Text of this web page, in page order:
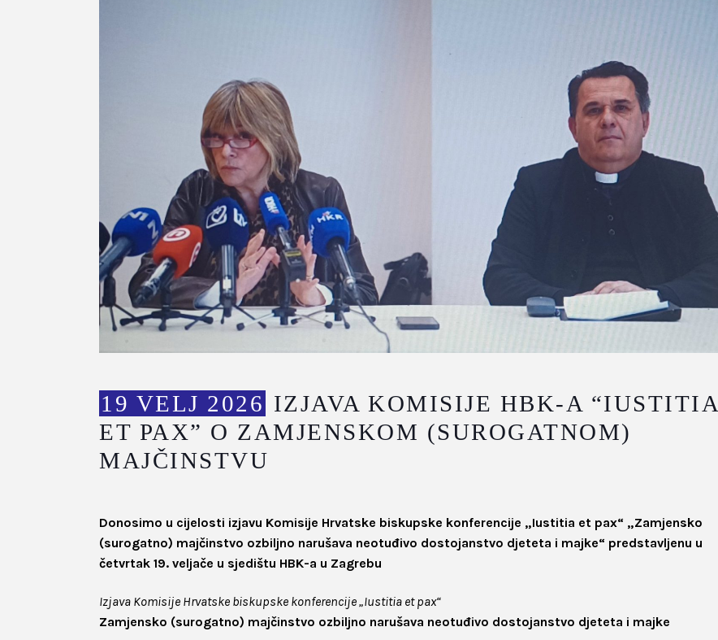
19 VELJ 2026 IZJAVA KOMISIJE HBK-A “IUSTITIA
ET PAX” O ZAMJENSKOM (SUROGATNOM)
MAJČINSTVU
Donosimo u cijelosti izjavu Komisije Hrvatske biskupske konferencije „Iustitia et pax“ „Zamjensko
(surogatno) majčinstvo ozbiljno narušava neotuđivo dostojanstvo djeteta i majke“ predstavljenu u
četvrtak 19. veljače u sjedištu HBK-a u Zagrebu
Izjava Komisije Hrvatske biskupske konferencije „Iustitia et pax“
Zamjensko (surogatno) majčinstvo ozbiljno narušava neotuđivo dostojanstvo djeteta i majke